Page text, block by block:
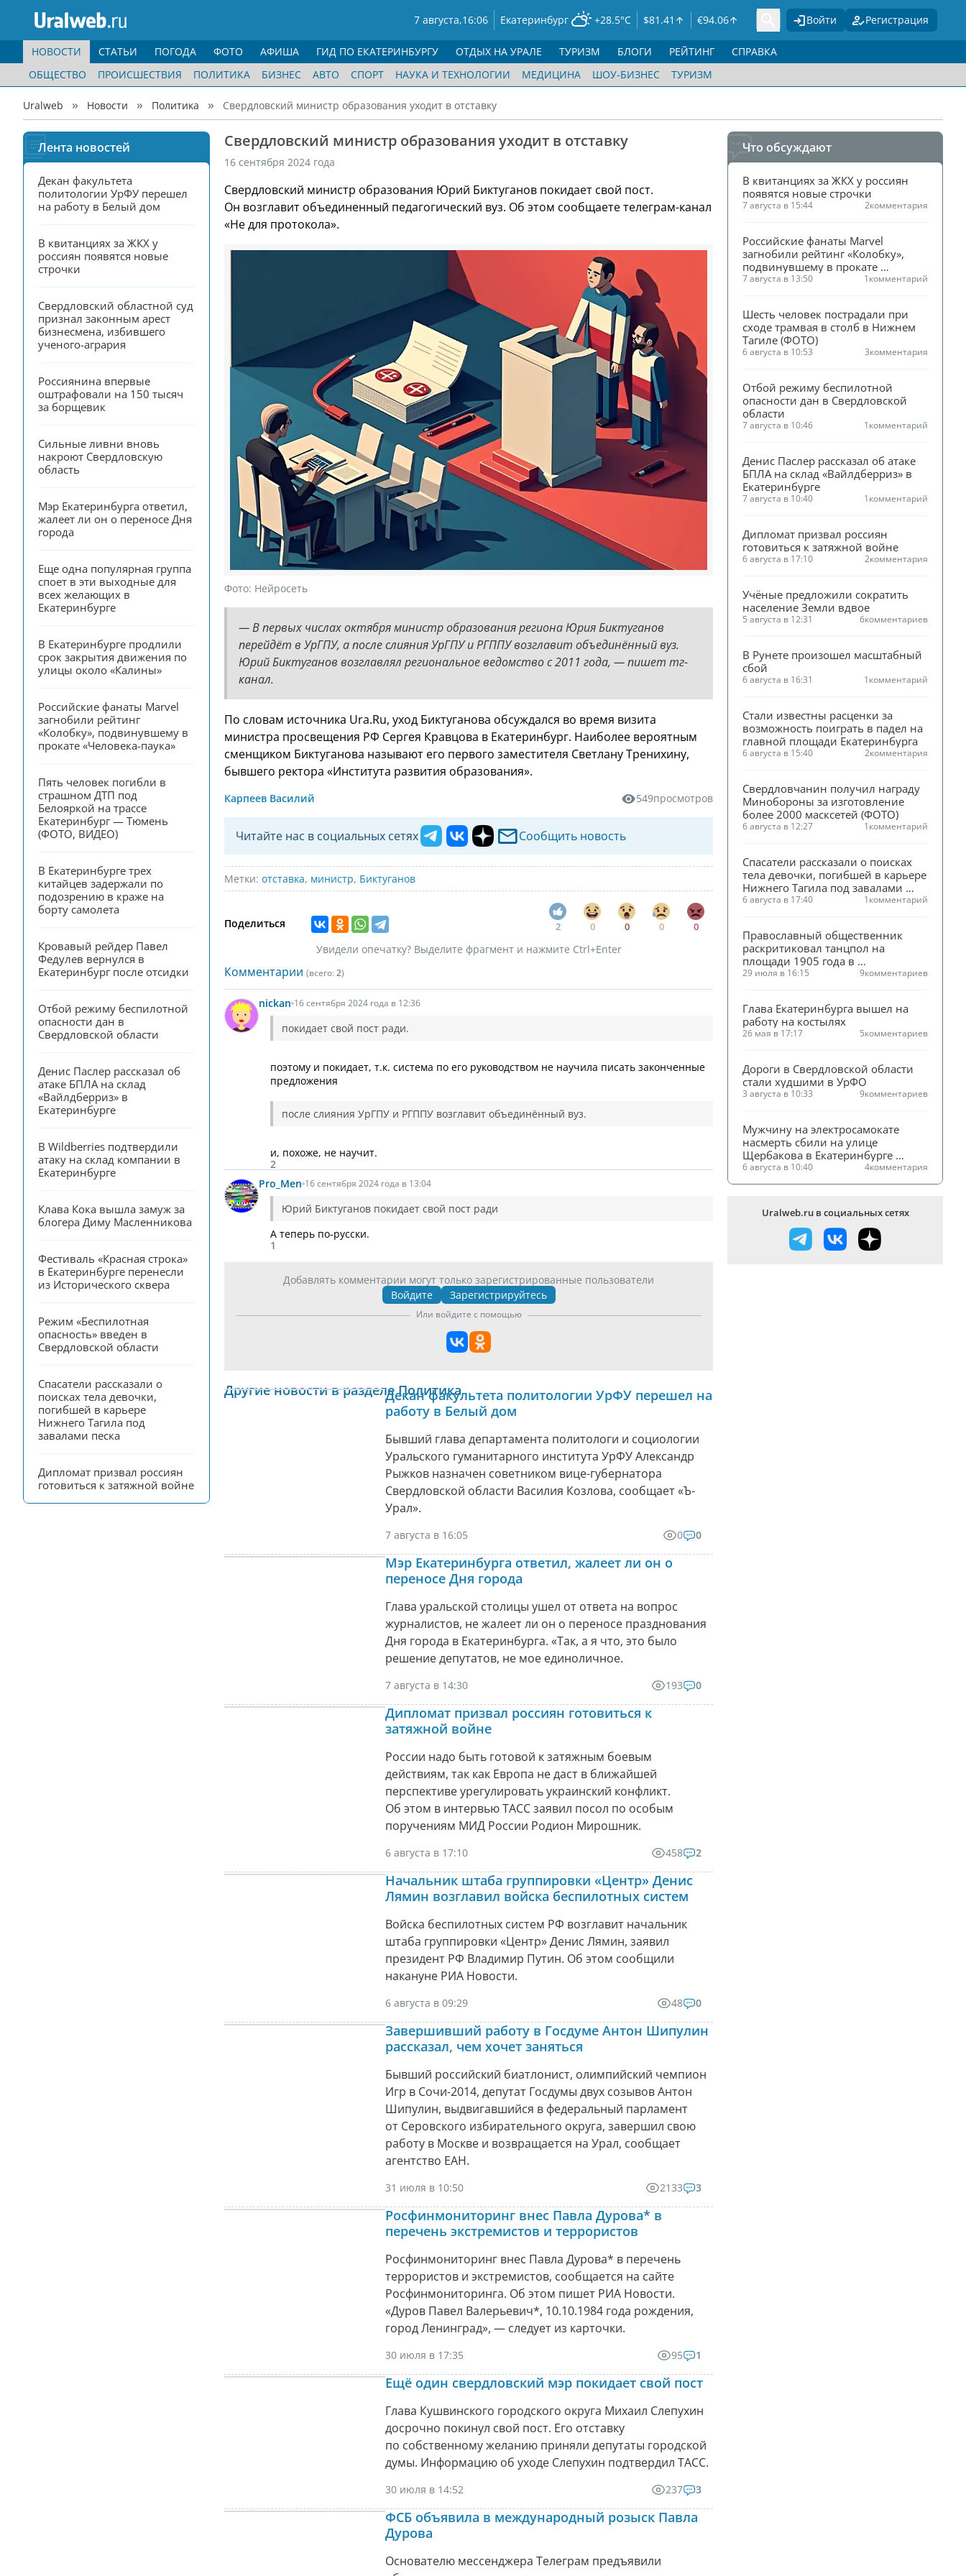
7 августа,16:06 Екатеринбург +28.5°C $81.41 €94.06 Войти Регистрация
НОВОСТИ
ОБЩЕСТВО
ПРОИСШЕСТВИЯ ПОЛИТИКА БИЗНЕС АВТО СПОРТ НАУКА И ТЕХНОЛОГИИ МЕДИЦИНА ШОУ-БИЗНЕС ТУРИЗМ
СТАТЬИ ПОГОДА ФОТО АФИША ГИД ПО ЕКАТЕРИНБУРГУ ОТДЫХ НА УРАЛЕ ТУРИЗМ БЛОГИ РЕЙТИНГ СПРАВКА
Uralweb Новости Политика Свердловский министр образования уходит в отставку
Лента новостей
Декан факультета
политологии УрФУ перешел
на работу в Белый дом
В квитанциях за ЖКХ у
россиян появятся новые
строчки
Свердловский областной суд
признал законным арест
бизнесмена, избившего
ученого-агрария
Россиянина впервые
оштрафовали на 150 тысяч
за борщевик
Сильные ливни вновь
накроют Свердловскую
область
Мэр Екатеринбурга ответил,
жалеет ли он о переносе Дня
города
Еще одна популярная группа
споет в эти выходные для
всех желающих в
Екатеринбурге
В Екатеринбурге продлили
срок закрытия движения по
улицы около «Калины»
Российские фанаты Marvel
загнобили рейтинг
«Колобку», подвинувшему в
прокате «Человека-паука»
Пять человек погибли в
страшном ДТП под
Белояркой на трассе
Екатеринбург — Тюмень
(ФОТО, ВИДЕО)
В Екатеринбурге трех
китайцев задержали по
подозрению в краже на
борту самолета
Кровавый рейдер Павел
Федулев вернулся в
Екатеринбург после отсидки
Отбой режиму беспилотной
опасности дан в
Свердловской области
Денис Паслер рассказал об
атаке БПЛА на склад
«Вайлдберриз» в
Екатеринбурге
В Wildberries подтвердили
атаку на склад компании в
Екатеринбурге
Клава Кока вышла замуж за
блогера Диму Масленникова
Фестиваль «Красная строка»
в Екатеринбурге перенесли
из Исторического сквера
Режим «Беспилотная
опасность» введен в
Свердловской области
Спасатели рассказали о
поисках тела девочки,
погибшей в карьере
Нижнего Тагила под
завалами песка
Дипломат призвал россиян
готовиться к затяжной войне
Свердловский министр образования уходит в отставку
16 сентября 2024 года
Свердловский министр образования Юрий Биктуганов покидает свой пост.
Он возглавит объединенный педагогический вуз. Об этом сообщаете телеграм-канал
«Не для протокола».
Фото: Нейросеть
— В первых числах октября министр образования региона Юрия Биктуганов
перейдёт в УрГПУ, а после слияния УрГПУ и РГППУ возглавит объединённый вуз.
Юрий Биктуганов возглавлял региональное ведомство с 2011 года, — пишет тг-
канал.
По словам источника Ura.Ru, уход Биктуганова обсуждался во время визита
министра просвещения РФ Сергея Кравцова в Екатеринбург. Наиболее вероятным
сменщиком Биктуганова называют его первого заместителя Светлану Тренихину,
бывшего ректора «Института развития образования».
Карпеев Василий 549просмотров
Читайте нас в социальных сетях Сообщить новость
Метки: отставка, министр, Биктуганов
Поделиться 2 0 0 0 0
Увидели опечатку? Выделите фрагмент и нажмите Ctrl+Enter
Комментарии (всего: 2)
nickan 16 сентября 2024 года в 12:36
покидает свой пост ради.
поэтому и покидает, т.к. система по его руководством не научила писать законченные
предложения
после слияния УрГПУ и РГППУ возглавит объединённый вуз.
и, похоже, не научит.
2
Pro_Men 16 сентября 2024 года в 13:04
Юрий Биктуганов покидает свой пост ради
А теперь по-русски.
1
Добавлять комментарии могут только зарегистрированные пользователи
Войдите
Зарегистрируйтесь
Или войдите с помощью
Другие новости в разделе ПолитикаДекан факультета политологии УрФУ перешел на
работу в Белый дом
Бывший глава департамента политологи и социологии
Уральского гуманитарного института УрФУ Александр
Рыжков назначен советником вице-губернатора
Свердловской области Василия Козлова, сообщает «Ъ-
Урал».
7 августа в 16:05 0 0
Мэр Екатеринбурга ответил, жалеет ли он о
переносе Дня города
Глава уральской столицы ушел от ответа на вопрос
журналистов, не жалеет ли он о переносе празднования
Дня города в Екатеринбурга. «Так, а я что, это было
решение депутатов, не мое единоличное.
7 августа в 14:30 193 0
Дипломат призвал россиян готовиться к
затяжной войне
России надо быть готовой к затяжным боевым
действиям, так как Европа не даст в ближайшей
перспективе урегулировать украинский конфликт.
Об этом в интервью ТАСС заявил посол по особым
поручениям МИД России Родион Мирошник.
6 августа в 17:10 458 2
Начальник штаба группировки «Центр» Денис
Лямин возглавил войска беспилотных систем
Войска беспилотных систем РФ возглавит начальник
штаба группировки «Центр» Денис Лямин, заявил
президент РФ Владимир Путин. Об этом сообщили
накануне РИА Новости.
6 августа в 09:29 48 0
Завершивший работу в Госдуме Антон Шипулин
рассказал, чем хочет заняться
Бывший российский биатлонист, олимпийский чемпион
Игр в Сочи-2014, депутат Госдумы двух созывов Антон
Шипулин, выдвигавшийся в федеральный парламент
от Серовского избирательного округа, завершил свою
работу в Москве и возвращается на Урал, сообщает
агентство ЕАН.
31 июля в 10:50 2133 3
Росфинмониторинг внес Павла Дурова* в
перечень экстремистов и террористов
Росфинмониторинг внес Павла Дурова* в перечень
террористов и экстремистов, сообщается на сайте
Росфинмониторинга. Об этом пишет РИА Новости.
«Дуров Павел Валерьевич*, 10.10.1984 года рождения,
город Ленинград», — следует из карточки.
30 июля в 17:35 95 1
Ещё один свердловский мэр покидает свой пост
Глава Кушвинского городского округа Михаил Слепухин
досрочно покинул свой пост. Его отставку
по собственному желанию приняли депутаты городской
думы. Информацию об уходе Слепухин подтвердил ТАСС.
30 июля в 14:52 237 3
ФСБ объявила в международный розыск Павла
Дурова
Основателю мессенджера Телеграм предъявили
Что обсуждают
В квитанциях за ЖКХ у россиян
появятся новые строчки
7 августа в 15:44 2комментария
Российские фанаты Marvel
загнобили рейтинг «Колобку»,
подвинувшему в прокате
«Человека-паука»
7 августа в 13:50 1комментарий
Шесть человек пострадали при
сходе трамвая в столб в Нижнем
Тагиле (ФОТО)
6 августа в 10:53 3комментария
Отбой режиму беспилотной
опасности дан в Свердловской
области
7 августа в 10:46 1комментарий
Денис Паслер рассказал об атаке
БПЛА на склад «Вайлдберриз» в
Екатеринбурге
7 августа в 10:40 1комментарий
Дипломат призвал россиян
готовиться к затяжной войне
6 августа в 17:10 2комментария
Учёные предложили сократить
население Земли вдвое
5 августа в 12:31 6комментариев
В Рунете произошел масштабный
сбой
6 августа в 16:31 1комментарий
Стали известны расценки за
возможность поиграть в падел на
главной площади Екатеринбурга
6 августа в 15:40 2комментария
Свердловчанин получил награду
Минобороны за изготовление
более 2000 масксетей (ФОТО)
6 августа в 12:27 1комментарий
Спасатели рассказали о поисках
тела девочки, погибшей в карьере
Нижнего Тагила под завалами
песка
6 августа в 17:40 1комментарий
Православный общественник
раскритиковал танцпол на
площади 1905 года в
Екатеринбурге
29 июля в 16:15 9комментариев
Глава Екатеринбурга вышел на
работу на костылях
26 мая в 17:17 5комментариев
Дороги в Свердловской области
стали худшими в УрФО
3 августа в 10:33 9комментариев
Мужчину на электросамокате
насмерть сбили на улице
Щербакова в Екатеринбурге
(ФОТО)
6 августа в 10:40 4комментария
Uralweb.ru в социальных сетях